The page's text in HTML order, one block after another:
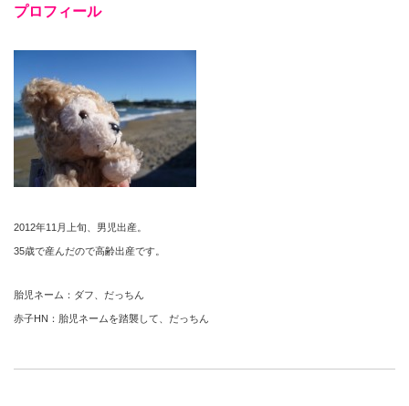
プロフィール
2012年11月上旬、男児出産。
35歳で産んだので高齢出産です。
胎児ネーム：ダフ、だっちん
赤子HN：胎児ネームを踏襲して、だっちん